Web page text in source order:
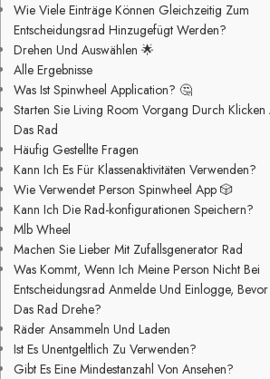
Wie Viele Einträge Können Gleichzeitig Zum
Entscheidungsrad Hinzugefügt Werden?
Drehen Und Auswählen 🌟
Alle Ergebnisse
Was Ist Spinwheel Application? 🤔
Starten Sie Living Room Vorgang Durch Klicken
Das Rad
Häufig Gestellte Fragen
Kann Ich Es Für Klassenaktivitäten Verwenden?
Wie Verwendet Person Spinwheel App 🎲
Kann Ich Die Rad-konfigurationen Speichern?
Mlb Wheel
Machen Sie Lieber Mit Zufallsgenerator Rad
Was Kommt, Wenn Ich Meine Person Nicht Bei
Entscheidungsrad Anmelde Und Einlogge,
Das Rad Drehe?
Räder Ansammeln Und Laden
Ist Es Unentgeltlich Zu Verwenden?
Gibt Es Eine Mindestanzahl Von Ansehen?